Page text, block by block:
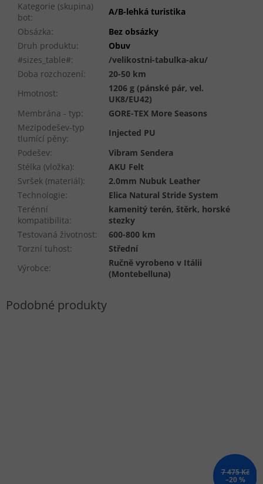
Kategorie (skupina)
bot:
A/B-lehká turistika
Obsázka:
Bez obsázky
Druh produktu:
Obuv
#sizes_table#:
/velikostni-tabulka-aku/
Doba rozchození:
20-50 km
Hmotnost:
1206 g (pánské pár, vel.
UK8/EU42)
Membrána - typ:
GORE-TEX More Seasons
Mezipodešev-typ
tlumící pěny:
Injected PU
Podešev:
Vibram Sendera
Stélka (vložka):
AKU Felt
Svršek (materiál):
2.0mm Nubuk Leather
Technologie:
Elica Natural Stride System
Terénní
kompatibilita:
kamenitý terén, štěrk, horské
stezky
Testovaná životnost:
600-800 km
Torzní tuhost:
Střední
Výrobce:
Ručně vyrobeno v Itálii
(Montebelluna)
7 475 Kč
–20 %